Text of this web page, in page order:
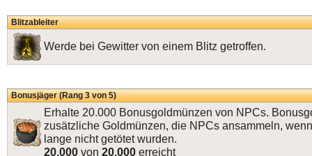
Blitzableiter
Werde bei Gewitter von einem Blitz getroffen.
Bonusjäger (Rang 3 von 5)
Erhalte 20.000 Bonusgoldmünzen von NPCs.
zusätzliche Goldmünzen, die NPCs ansammeln,
lange nicht getötet wurden.
20.000 von 20.000 erreicht